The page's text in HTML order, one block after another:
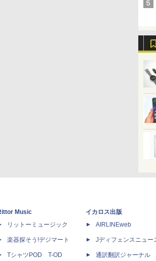
Music
リットーミュージック
楽器探そう!デジマート
TシャツPOD T-OD
イカロス出版
AIRLINEweb
Jディフェンスニュー
通訳翻訳ジャーナル